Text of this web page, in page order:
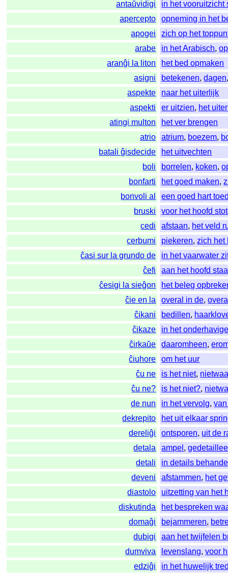
antaŭvidigi
in het vooruitzicht
apercepto
opneming in het
apogei
zich op het
arabe
in het Arabisch,
aranĝi la liton
het bed opmaken
asigni
betekenen,dagen
aspekte
naar het uiterlijk
aspekti
er uitzien, het
atingi multon
het ver brengen
atrio
atrium, boezem,
batali ĝisdecide
het uitvechten
boli
borrelen, koken,
bonfarti
het goed maken,
bonvoli al
een goed hart
bruski
voor het hoofd
cedi
afstaan, het veld
cerbumi
piekeren,zich het
ĉasi sur la grundo de
in het vaarwater
ĉefi
aan het hoofd
ĉesigi la sieĝon
het beleg
ĉie en la
overal in de,
ĉikani
bedillen,
ĉikaze
in het
ĉirkaŭe
daaromheen,
ĉiuhore
om het uur
ĉu ne
is het niet,
ĉu ne?
is het niet?,
de nun
in het vervolg,
dekrepito
het uit elkaar
dereliĝi
ontsporen, uit de
detala
ampel ,
detali
in details
deveni
afstammen, het
diastolo
uitzetting van het
diskutinda
het bespreken
domaĝi
bejammeren,
dubigi
aan het twijfelen
dumviva
levenslang,voor
edziĝi
in het huwelijk